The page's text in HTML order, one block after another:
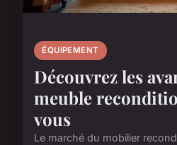
ÉQUIPEMENT
Découvrez les
meuble
vous
Le marché du mobilier